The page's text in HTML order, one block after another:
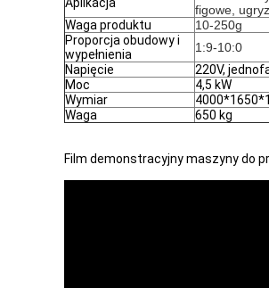
figowe,
Waga produktu
10-250g
Proporcja obudowy i
wypełnienia
1:9-10:0
Napięcie
220V,
Moc
4,5 kW
Wymiar
Waga
650 kg
Film demonstracyjny maszyny do